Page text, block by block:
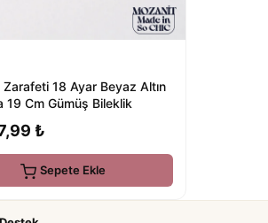
18 Ayar Beyaz Altın
19 Cm Gümüş Bileklik
₺
Sepete Ekle